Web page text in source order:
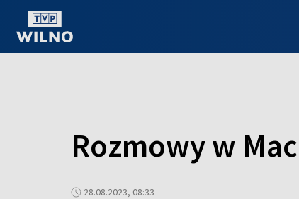
Rozmowy w
28.08.2023, 08:33